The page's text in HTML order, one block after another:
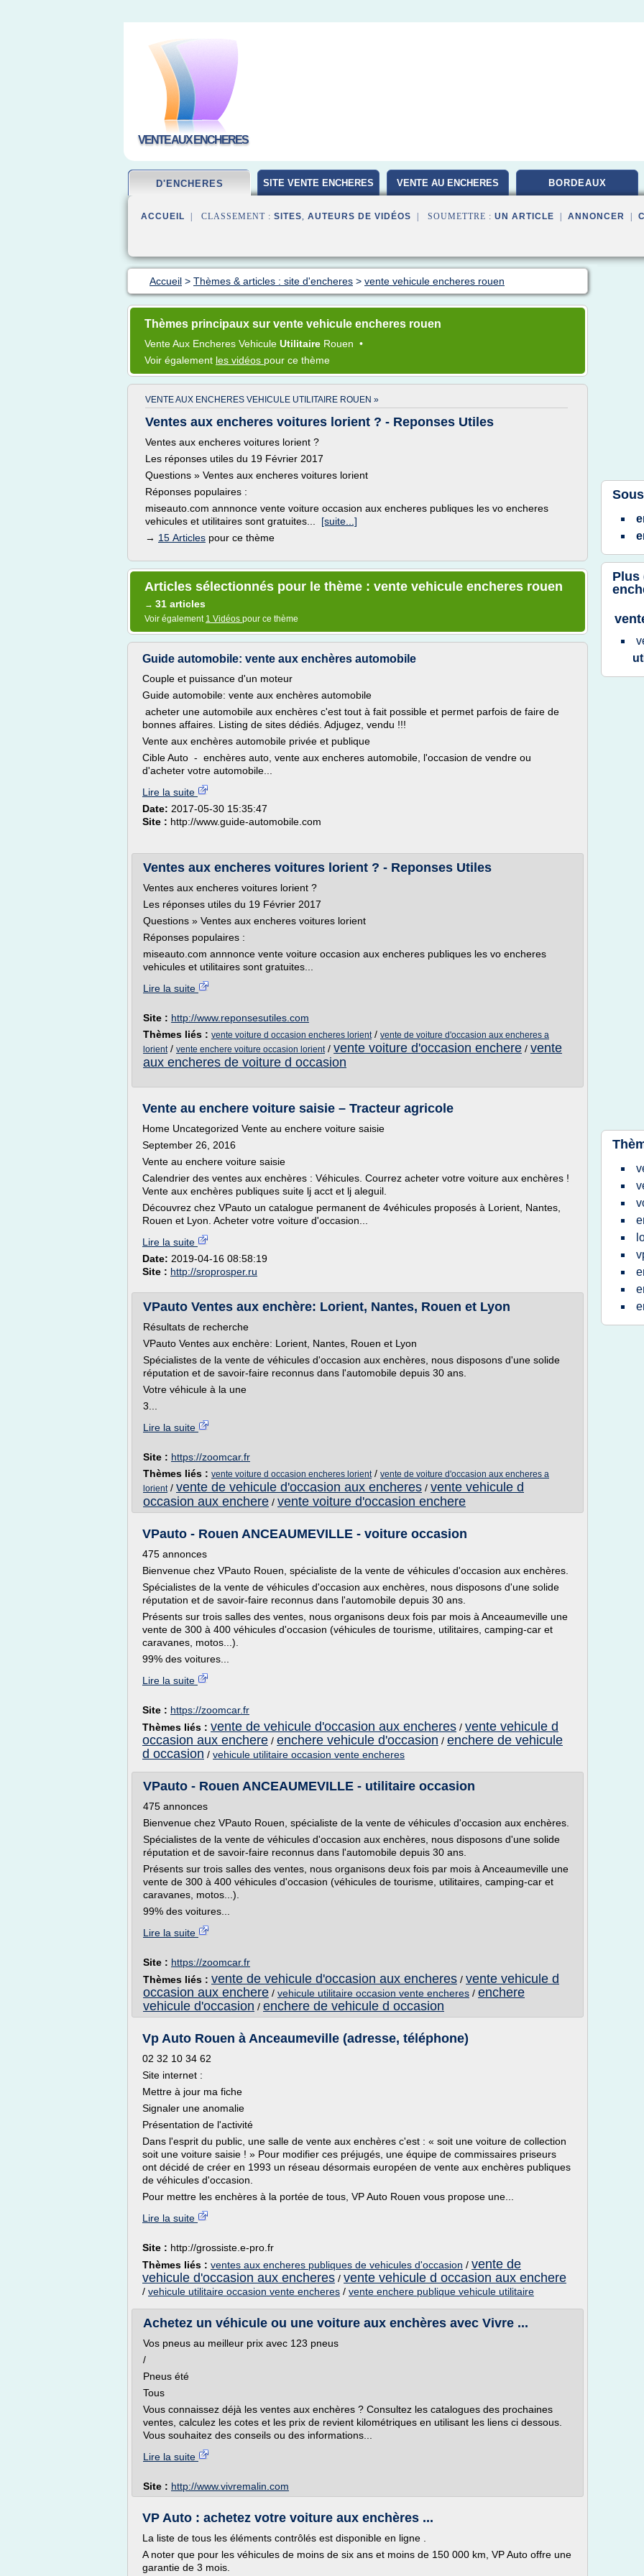
VENTE AUX ENCHERES
D'ENCHERES SITE VENTE ENCHERES VENTE AU ENCHERES BORDEAUX
ACCUEIL | CLASSEMENT : SITES, AUTEURS DE VIDÉOS | SOUMETTRE : UN ARTICLE ANNONCER
Accueil > Thèmes & articles : site d'encheres > vente vehicule encheres rouen
Thèmes principaux sur vente vehicule encheres rouen
VenteAux Encheres Vehicule Utilitaire Rouen •
Voir également les vidéos pour ce thème
VENTE AUX ENCHERES VEHICULE UTILITAIRE ROUEN »
Ventes aux encheres voitures lorient ? - Reponses Utiles
Ventes aux encheres voitures lorient ?
Les réponses utiles du 19 Février 2017
Questions » Ventes aux encheres voitures lorient
Réponses populaires :
miseauto.com annnonce vente voiture occasion aux encheres publiques les vo encheres
vehicules et utilitaires sont gratuites... [suite...]
→ 15 Articles pour ce thème
Articles sélectionnés pour le thème : vente vehicule encheres rouen
→ 31 articles
Voir également 1 Vidéos pour ce thème
Guide automobile: vente aux enchères automobile
Couple et puissance d'un moteur
Guide automobile: vente aux enchères automobile
acheter une automobile aux enchères c'est tout à fait possible et permet parfois de faire de
bonnes affaires. Listing de sites dédiés. Adjugez, vendu !!!
Vente aux enchères automobile privée et publique
Cible Auto - enchères auto, vente aux encheres automobile, l'occasion de vendre ou
d'acheter votre automobile...
Lire la suite
Date: 2017-05-30 15:35:47
Site : http://www.guide-automobile.com
Ventes aux encheres voitures lorient ? - Reponses Utiles
Ventes aux encheres voitures lorient ?
Les réponses utiles du 19 Février 2017
Questions » Ventes aux encheres voitures lorient
Réponses populaires :
miseauto.com annnonce vente voiture occasion aux encheres publiques les vo encheres
vehicules et utilitaires sont gratuites...
Lire la suite
Site : http://www.reponsesutiles.com
Thèmes liés : vente voiture d occasion encheres lorient/ vente de voiture d'occasion aux encheres a
lorient/ vente enchere voiture occasion lorient/ vente voiture d'occasion enchere / vente
aux encheres de voiture d occasion
Vente au enchere voiture saisie – Tracteur agricole
Home Uncategorized Vente au enchere voiture saisie
September 26, 2016
Vente au enchere voiture saisie
Calendrier des ventes aux enchères : Véhicules. Courrez acheter votre voiture aux enchères !
Vente aux enchères publiques suite lj acct et lj aleguil.
Découvrez chez VPauto un catalogue permanent de 4véhicules proposés à Lorient, Nantes,
Rouen et Lyon. Acheter votre voiture d'occasion...
Lire la suite
Date: 2019-04-16 08:58:19
Site : http://sroprosper.ru
VPauto Ventes aux enchère: Lorient, Nantes, Rouen et Lyon
Résultats de recherche
VPauto Ventes aux enchère: Lorient, Nantes, Rouen et Lyon
Spécialistes de la vente de véhicules d'occasion aux enchères, nous disposons d'une solide
réputation et de savoir-faire reconnus dans l'automobile depuis 30 ans.
Votre véhicule à la une
3...
Lire la suite
Site : https://zoomcar.fr
Thèmes liés : vente voiture d occasion encheres lorient/ vente de voiture d'occasion aux encheres a
lorient/ vente de vehicule d'occasion aux encheres / vente vehicule d
occasion aux enchere / vente voiture d'occasion enchere
VPauto - Rouen ANCEAUMEVILLE - voiture occasion
475 annonces
Bienvenue chez VPauto Rouen, spécialiste de la vente de véhicules d'occasion aux enchères.
Spécialistes de la vente de véhicules d'occasion aux enchères, nous disposons d'une solide
réputation et de savoir-faire reconnus dans l'automobile depuis 30 ans.
Présents sur trois salles des ventes, nous organisons deux fois par mois à Anceaumeville une
vente de 300 à 400 véhicules d'occasion (véhicules de tourisme, utilitaires, camping-car et
caravanes, motos...).
99% des voitures...
Lire la suite
Site : https://zoomcar.fr
Thèmes liés : vente de vehicule d'occasion aux encheres / vente vehicule d
occasion aux enchere / enchere vehicule d'occasion / enchere de vehicule
d occasion / vehicule utilitaire occasion vente encheres
VPauto - Rouen ANCEAUMEVILLE - utilitaire occasion
475 annonces
Bienvenue chez VPauto Rouen, spécialiste de la vente de véhicules d'occasion aux enchères.
Spécialistes de la vente de véhicules d'occasion aux enchères, nous disposons d'une solide
réputation et de savoir-faire reconnus dans l'automobile depuis 30 ans.
Présents sur trois salles des ventes, nous organisons deux fois par mois à Anceaumeville une
vente de 300 à 400 véhicules d'occasion (véhicules de tourisme, utilitaires, camping-car et
caravanes, motos...).
99% des voitures...
Lire la suite
Site : https://zoomcar.fr
Thèmes liés : vente de vehicule d'occasion aux encheres / vente vehicule d
occasion aux enchere / vehicule utilitaire occasion vente encheres / enchere
vehicule d'occasion / enchere de vehicule d occasion
Vp Auto Rouen à Anceaumeville (adresse, téléphone)
02 32 10 34 62
Site internet :
Mettre à jour ma fiche
Signaler une anomalie
Présentation de l'activité
Dans l'esprit du public, une salle de vente aux enchères c'est : « soit une voiture de collection
soit une voiture saisie ! » Pour modifier ces préjugés, une équipe de commissaires priseurs
ont décidé de créer en 1993 un réseau désormais européen de vente aux enchères publiques
de véhicules d'occasion.
Pour mettre les enchères à la portée de tous, VP Auto Rouen vous propose une...
Lire la suite
Site : http://grossiste.e-pro.fr
Thèmes liés : ventes aux encheres publiques de vehicules d'occasion / vente de
vehicule d'occasion aux encheres / vente vehicule d occasion aux enchere
/ vehicule utilitaire occasion vente encheres / vente enchere publique vehicule utilitaire
Achetez un véhicule ou une voiture aux enchères avec Vivre ...
Vos pneus au meilleur prix avec 123 pneus
/
Pneus été
Tous
Vous connaissez déjà les ventes aux enchères ? Consultez les catalogues des prochaines
ventes, calculez les cotes et les prix de revient kilométriques en utilisant les liens ci dessous.
Vous souhaitez des conseils ou des informations...
Lire la suite
Site : http://www.vivremalin.com
VP Auto : achetez votre voiture aux enchères ...
La liste de tous les éléments contrôlés est disponible en ligne .
A noter que pour les véhicules de moins de six ans et moins de 150 000 km, VP Auto offre une
garantie de 3 mois.
Plus